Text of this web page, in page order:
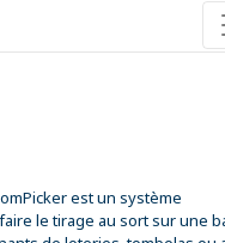
est un système
le tirage au sort sur une